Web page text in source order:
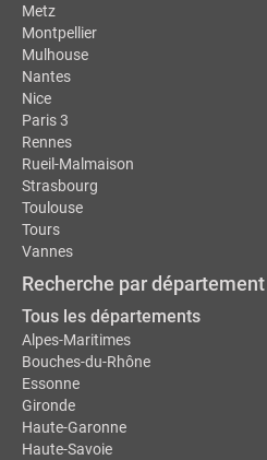
Metz
Montpellier
Mulhouse
Nantes
Nice
Paris 3
Rennes
Rueil-Malmaison
Strasbourg
Toulouse
Tours
Vannes
Recherche par département
Tous les départements
Alpes-Maritimes
Bouches-du-Rhône
Essonne
Gironde
Haute-Garonne
Haute-Savoie